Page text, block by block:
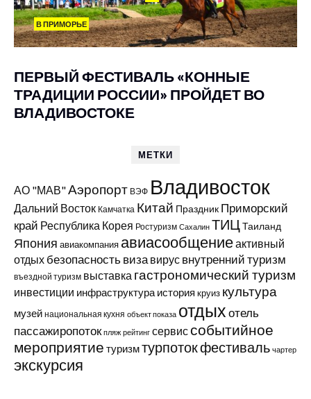
В ПРИМОРЬЕ
ПЕРВЫЙ ФЕСТИВАЛЬ «КОННЫЕ
ТРАДИЦИИ РОССИИ» ПРОЙДЕТ ВО
ВЛАДИВОСТОКЕ
МЕТКИ
АО "МАВ"Аэропорт ВЭФ Владивосток
Дальний Восток Камчатка Китай Праздник Приморский
край Республика Корея Ростуризм Сахалин ТИЦТаиланд
Япония авиакомпания авиасообщениеактивный
отдых безопасность виза вирус внутренний туризм
въездной туризм выставка гастрономический туризм
инвестиции инфраструктура история круиз культура
музей национальная кухня объект показа отдыхотель
пассажиропоток пляж рейтинг сервис событийное
мероприятие туризмтурпотокфестиваль чартер
экскурсия